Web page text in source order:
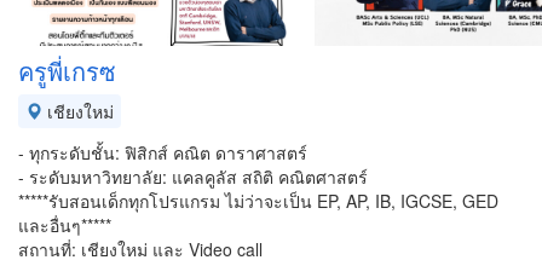
ครูพี่เกรซ
เชียงใหม่
- ทุกระดับชั้น: ฟิสิกส์ คณิต ดาราศาสตร์
- ระดับมหาวิทยาลัย: แคลคูลัส สถิติ คณิตศาสตร์
*****รับสอนเด็กทุกโปรแกรม ไม่ว่าจะเป็น EP, AP, IB, IGCSE, GED
และอื่นๆ*****
สถานที่: เชียงใหม่ และ Video call